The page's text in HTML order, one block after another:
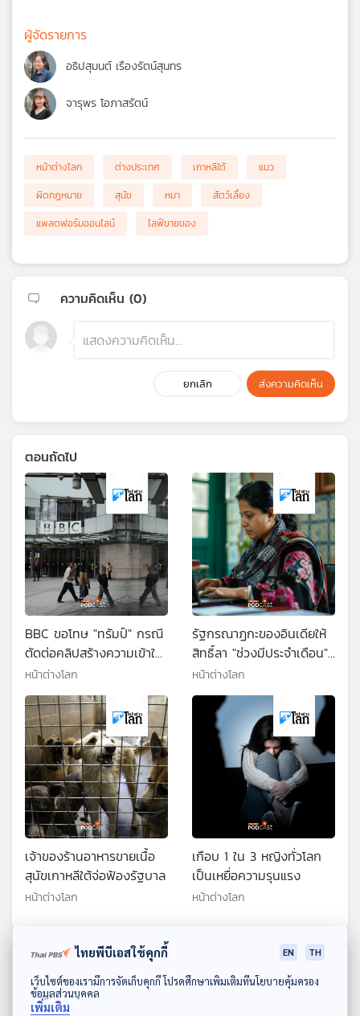
ดาวน์โหลด Thai PBS Podcast Application
ผู้จัดรายการ
อธิปสุมนต์ เรืองรัตน์สุนทร
จารุพร โอภาสรัตน์
หน้าต่างโลก ต่างประเทศ เกาหลีใต้
แมว
ผิดกฎหมาย
สุนัข หมา
สัตว์เลี้ยง
แพลตฟอร์มออนไลน์
ไลฟ์ขายของ
ความคิดเห็น (0)
ยกเลิก ส่งความคิดเห็น
ตอนถัดไป
BBC ขอโทษ "ทรัมป์" กรณี
ตัดต่อคลิปสร้างความเข้าใจ
ผิด
หน้าต่างโลก
รัฐกรณาฏกะของอินเดียให้
สิทธิ์ลา "ช่วงมีประจำเดือน"
แต่ยังได้รับค่าจ้าง
หน้าต่างโลก
เจ้าของร้านอาหารขายเนื้อ
สุนัขเกาหลีใต้จ่อฟ้องรัฐบาล
หน้าต่างโลก
เกือบ 1 ใน 3 หญิงทั่วโลก
เป็นเหยื่อความรุนแรง
หน้าต่างโลก
ตอนที่เกี่ยวข้อง
ไทยพีบีเอสใช้คุกกี้ EN TH
เว็บไซต์ของเรามีการจัดเก็บคุกกี้ โปรดศึกษาเพิ่มเติมที่นโยบายคุ้มครอง
ข้อมูลส่วนบุคคล
เพิ่มเติม